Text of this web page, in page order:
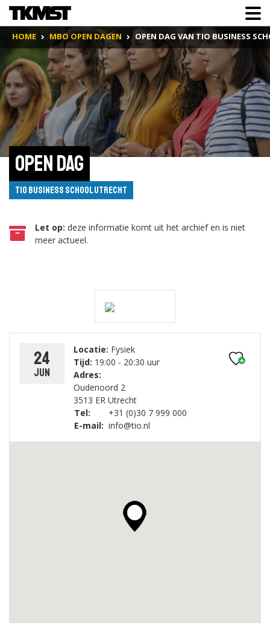
HOME MBO OPEN DAGEN OPEN DAG VAN TIO BUSINESS
Open dag
Tio Business School Utrecht
Let op: deze informatie komt uit het archief en is niet
meer actueel.
24
jun
Locatie: Fysiek
Tijd: 19:00 - 20:30 uur
Adres:
Oudenoord 2
3513 ER Utrecht
Tel:
E-mail:
+31 (0)30 7 999 000
info@tio.nl